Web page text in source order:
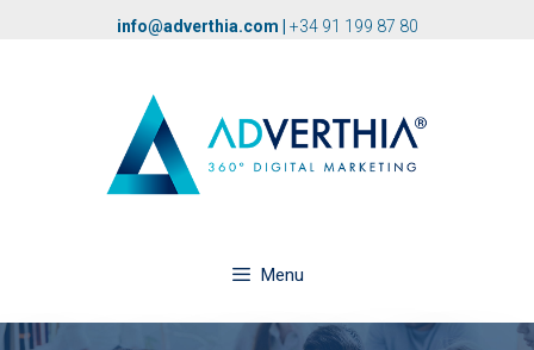
info@adverthia.com +34 91 199 87 80
Menu